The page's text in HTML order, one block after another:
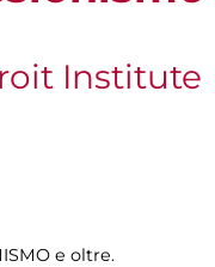
Institute
e oltre.